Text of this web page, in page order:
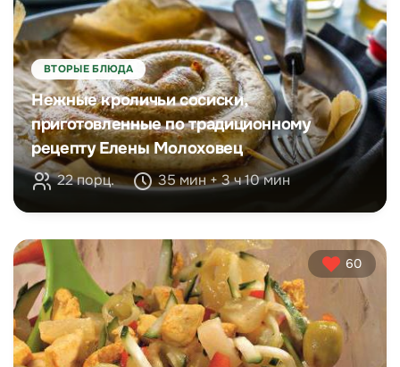
ВТОРЫЕ БЛЮДА
Нежные кроличьи сосиски,
приготовленные по традиционному
рецепту Елены Молоховец
22 порц. 35 мин + 3 ч 10 мин
60